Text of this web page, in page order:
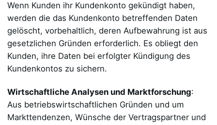
Wenn Kunden ihr Kundenkonto gekündigt haben,
werden die das Kundenkonto betreffenden Daten
gelöscht, vorbehaltlich, deren Aufbewahrung ist aus
gesetzlichen Gründen erforderlich. Es obliegt den
Kunden, ihre Daten bei erfolgter Kündigung des
Kundenkontos zu sichern.
Wirtschaftliche Analysen und Marktforschung:
Aus betriebswirtschaftlichen Gründen und um
Markttendenzen, Wünsche der Vertragspartner und